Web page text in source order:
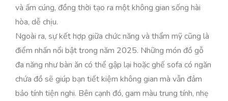
và ấm cúng, đồng thời tạo ra một không gian sống hài
hòa, dễ chịu.
Ngoài ra, sự kết hợp giữa chức năng và thẩm mỹ cũng là
điểm nhấn nổi bật trong năm 2025. Những món đồ gỗ
đa năng như bàn ăn có thể gập lại hoặc ghế sofa có ngăn
chứa đồ sẽ giúp bạn tiết kiệm không gian mà vẫn đảm
bảo tính tiện nghi. Bên cạnh đó, gam màu trung tính, nhẹ